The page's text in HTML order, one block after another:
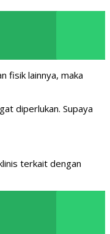
fisik lainnya, maka
diperlukan. Supaya
terkait dengan